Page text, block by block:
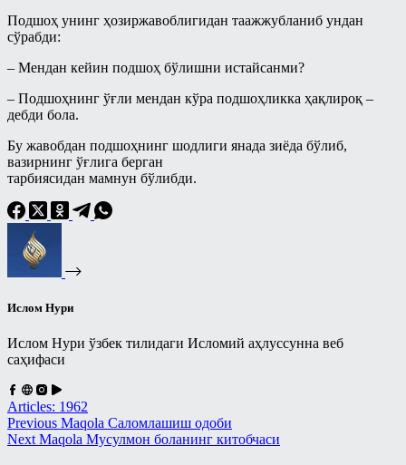
Салафлар дурдоналаридан
Талоқ китоби
Подшоҳ унинг ҳозиржавоблигидан таажжубланиб ундан
сўрабди:
– Мендан кейин подшоҳ бўлишни истайсанми?
– Подшоҳнинг ўғли мендан кўра подшоҳликка ҳақлироқ –
дебди бола.
Бу жавобдан подшоҳнинг шодлиги янада зиёда бўлиб,
вазирнинг ўғлига берган
тарбиясидан мамнун бўлибди.
Ислом Нури
Ислом Нури ўзбек тилидаги Исломий аҳлуссунна веб
саҳифаси
Articles: 1962
Previous Maqola Саломлашиш одоби
Next Maqola Мусулмон боланинг китобчаси